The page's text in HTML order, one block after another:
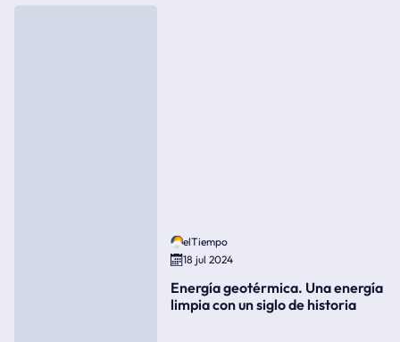
elTiempo
18 jul 2024
Energía geotérmica. Una energía
limpia con un siglo de historia